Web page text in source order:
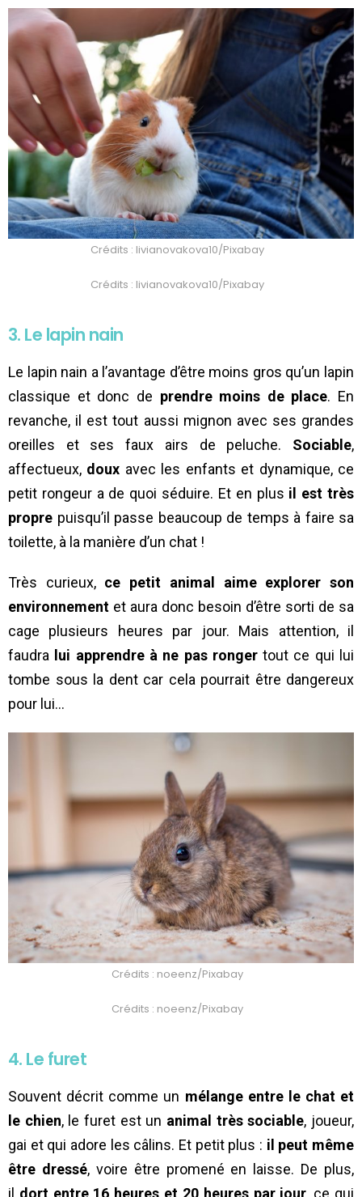
Crédits : livianovakova10/Pixabay
Crédits : livianovakova10/Pixabay
3. Le lapin nain
Le lapin nain a l’avantage d’être moins gros qu’un lapin
classique et donc de prendre moins de place. En
revanche, il est tout aussi mignon avec ses grandes
oreilles et ses faux airs de peluche. Sociable,
affectueux, doux avec les enfants et dynamique, ce
petit rongeur a de quoi séduire. Et en plus il est très
propre puisqu’il passe beaucoup de temps à faire sa
toilette, à la manière d’un chat !
Très curieux, ce petit animal aime explorer son
environnement et aura donc besoin d’être sorti de sa
cage plusieurs heures par jour. Mais attention, il
faudra lui apprendre à ne pas rongertout ce qui lui
tombe sous la dent car cela pourrait être dangereux
pour lui…
Crédits : noeenz/Pixabay
Crédits : noeenz/Pixabay
4. Le furet
Souvent décrit comme un mélange entre le chat et
le chien, le furet est un animal très sociable, joueur,
gai et qui adore les câlins. Et petit plus : il peut même
être dressé, voire être promené en laisse. De plus,
il dort entre 16 heures et 20 heures par jour , ce qui